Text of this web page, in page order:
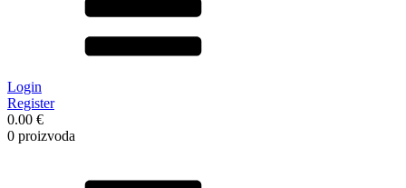
Login
Register
0.00 €
0 proizvoda